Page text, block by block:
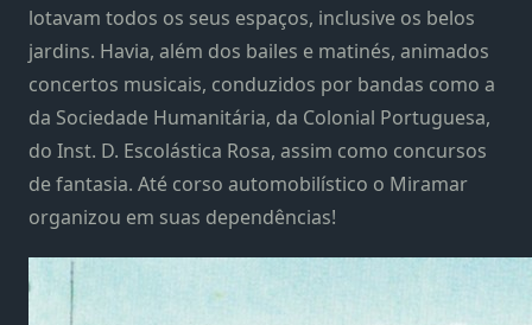
lotavam todos os seus espaços, inclusive os belos
jardins. Havia, além dos bailes e matinés, animados
concertos musicais, conduzidos por bandas como a
da Sociedade Humanitária, da Colonial Portuguesa,
do Inst. D. Escolástica Rosa, assim como concursos
de fantasia. Até corso automobilístico o Miramar
organizou em suas dependências!